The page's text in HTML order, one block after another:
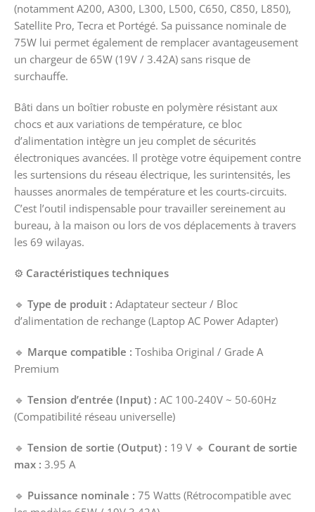
(notamment A200, A300, L300, L500, C650, C850, L850),
Satellite Pro, Tecra et Portégé. Sa puissance nominale de
75W lui permet également de remplacer avantageusement
un chargeur de 65W (19V / 3.42A) sans risque de
surchauffe.
Bâti dans un boîtier robuste en polymère résistant aux
chocs et aux variations de température, ce bloc
d’alimentation intègre un jeu complet de sécurités
électroniques avancées. Il protège votre équipement contre
les surtensions du réseau électrique, les surintensités, les
hausses anormales de température et les courts-circuits.
C’est l’outil indispensable pour travailler sereinement au
bureau, à la maison ou lors de vos déplacements à travers
les 69 wilayas.
⚙️ Caractéristiques techniques
🔹 Type de produit : Adaptateur secteur / Bloc
d’alimentation de rechange (Laptop AC Power Adapter)
🔹 Marque compatible : Toshiba Original / Grade A
Premium
🔹 Tension d’entrée (Input) : AC 100-240V ~ 50-60Hz
(Compatibilité réseau universelle)
🔹 Tension de sortie (Output) : 19 V 🔹 Courant de sortie
max : 3.95 A
🔹 Puissance nominale : 75 Watts (Rétrocompatible avec